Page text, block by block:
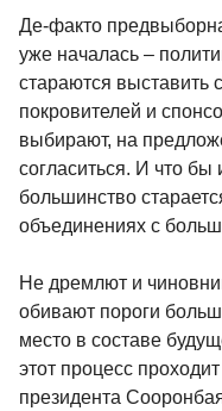
Де-факто
уже началась –
стараются выставить
покровителей и
выбирают, на
согласиться. И что бы
большинство
объединениях с
Не дремлют и
обивают пороги
место в составе
этот процесс
президента